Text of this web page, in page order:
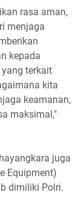
rasa aman,
menjaga
kepada
terkait
kita
keamanan,
maksimal,"
juga
Equipment)
dimiliki Polri.